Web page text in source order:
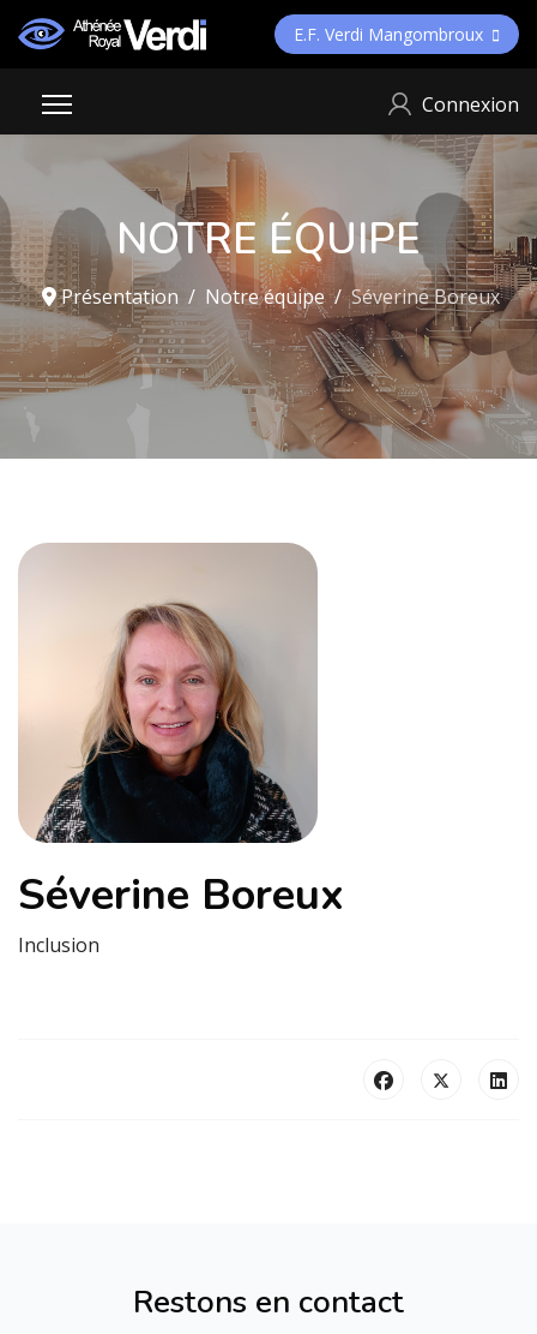
E.F. Verdi Mangombroux
Connexion
NOTRE ÉQUIPE
Présentation Notre équipe Séverine Boreux
Séverine Boreux
Inclusion
Restons en contact